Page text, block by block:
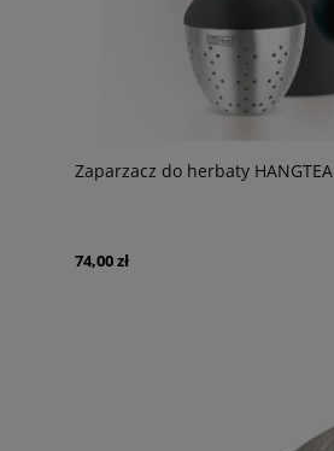
Zaparzacz do herbaty HANGTEA
74,00 zł